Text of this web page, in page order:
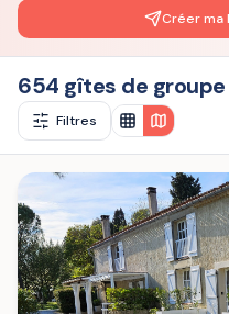
Créer ma
654 gîtes de
Filtres